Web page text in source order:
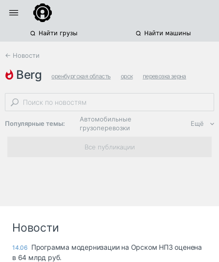
Найти грузы Найти машины
← Новости
berg оренбургская область орск перевозка зерна
Популярные темы:
Автомобильные
грузоперевозки
Региональная
логистика
опасные грузы
Ещё
Все публикации
Новости
14.06 Программа модернизации на Орском НПЗ оценена
в 64 млрд руб.